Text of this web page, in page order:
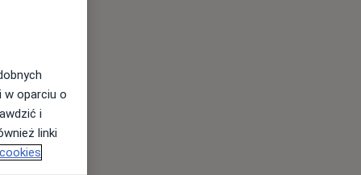
Pon,
10 Sie
w oparciu o
i
linki